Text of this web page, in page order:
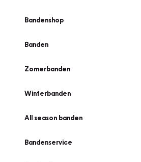
Bandenshop
Banden
Zomerbanden
Winterbanden
All season banden
Bandenservice